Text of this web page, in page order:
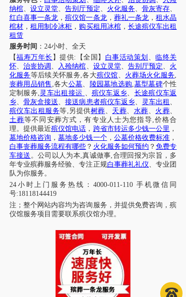
纳棺、 设立灵堂、告别厅预定、 火化服务、骨灰寄存、
红白喜事一条龙 ，殡仪馆一条龙， 葬礼一条龙 ，租水晶
棺材， 租用制冷冰柜 ， 购买租用冰棺， 长途殡仪车出租
租赁
服务时间 ： 24小时、全天
【福寿万年长 】提供:【全国】 白事活动策划 、临终关
怀、 治丧协调 、 入殓纳棺、 设立灵堂、 告别厅预定、 火
化服务等后续关怀服务,各大殡仪馆、 火葬场火化服务,
丧葬用品销售 ,各大公墓、 陵园墓地选购,墓型墓碑个性
定制服务, 灵车出租接运 、 殡仪车返乡、 长途殡仪车返
乡、 骨灰盒接送、接送病患者殡仪车返乡、 灵车出租 、
殡仪车出租服务等,另提供树葬、 天葬、 水葬、 火葬、
土葬等不同安葬方式，有专业人士为您指导 ,价格合
理。提供最近殡仪馆电话 ， 跨省市转运多少钱一公里 ，
墓地价格咨询 ，墓地多少钱一个， 公墓价格收费标准 ，
白事丧葬服务流程有哪些 ？ 火化服务如何预约 ？免费专
车接送 。公司以人为本,真诚做事,合理回报为宗旨，多
年专业殡葬服务经验、专注正规白事葬礼礼仪、专业团
队为你服务。
24小时上门服务热线： 4000-011-110 手机微信同
号:18118144419
注； 整个网站内容均为咨询服务，并提供免费咨询，殡
仪馆服务项目需要联系殡仪馆办理。